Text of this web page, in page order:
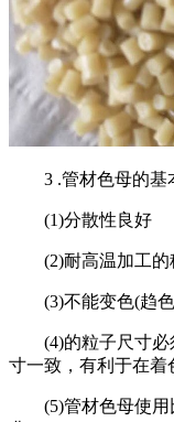
3 .管材色母的基
(1)分散性良好
(2)耐高温加工的
(3)不能变色(趋色
(4)的粒子尺寸必
寸一致，有利于在着
(5)管材色母使用